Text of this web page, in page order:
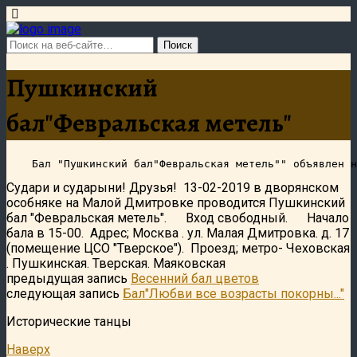
Пушкинский
бал"Февральская метель"
Судари и сударыни! Друзья! 13-02-2019 в дворянском
особняке на Малой Дмитровке проводится Пушкинский
бал "Февральская метель". Вход свободный. Начало
бала в 15-00. Адрес; Москва . ул. Малая Дмитровка. д. 17
(помещение ЦСО "Тверское"). Проезд; метро- Чеховская
. Пушкинская. Тверская. Маяковская
предыдущая запись Весенний бал цветов
следующая запись Бал"Любви все возрасты покорны..."
Исторические танцы
Наверх